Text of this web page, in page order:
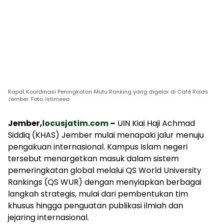
Rapat Koordinasi Peningkatan Mutu Ranking yang digelar di Café Rolas
Jember. Foto: Istimeea
Jember,locusjatim.com– UIN Kiai Haji Achmad
Siddiq (KHAS) Jember mulai menapaki jalur menuju
pengakuan internasional. Kampus Islam negeri
tersebut menargetkan masuk dalam sistem
pemeringkatan global melalui QS World University
Rankings (QS WUR) dengan menyiapkan berbagai
langkah strategis, mulai dari pembentukan tim
khusus hingga penguatan publikasi ilmiah dan
jejaring internasional.